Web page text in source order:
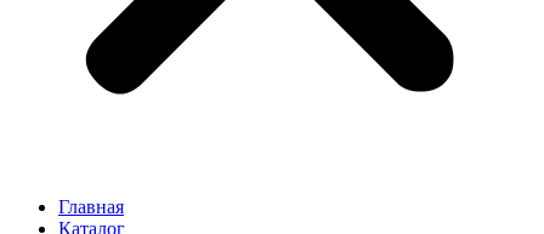
Главная
Каталог